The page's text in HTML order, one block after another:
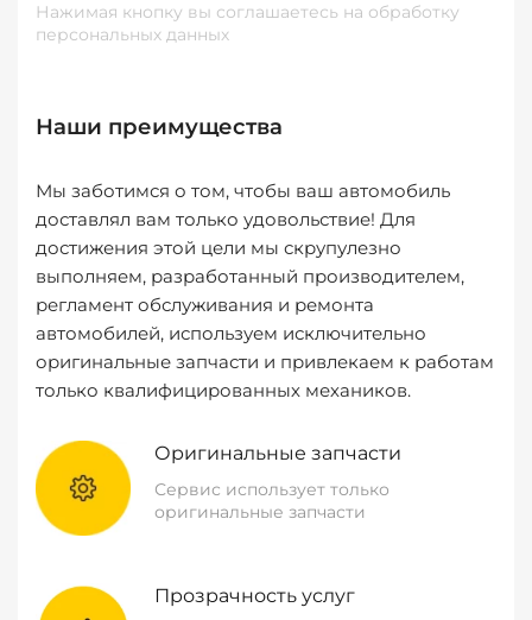
Нажимая кнопку вы соглашаетесь на обработку
персональных данных
Наши преимущества
Мы заботимся о том, чтобы ваш автомобиль
доставлял вам только удовольствие! Для
достижения этой цели мы скрупулезно
выполняем, разработанный производителем,
регламент обслуживания и ремонта
автомобилей, используем исключительно
оригинальные запчасти и привлекаем к работам
только квалифицированных механиков.
Оригинальные запчасти
Сервис использует только
оригинальные запчасти
Прозрачность услуг